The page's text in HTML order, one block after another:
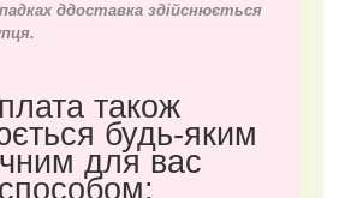
ддоставка здійснюється
також
будь-яким
для вас
способом: